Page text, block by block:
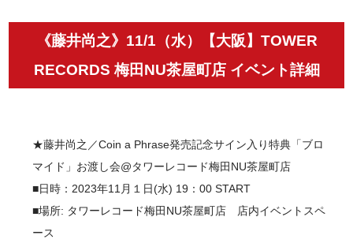
《藤井尚之》11/1（水）【大阪】TOWER
RECORDS 梅田NU茶屋町店 イベント詳細
★藤井尚之／Coin a Phrase発売記念サイン入り特典「ブロ
マイド」お渡し会@タワーレコード梅田NU茶屋町店
■日時：2023年11月１日(水) 19：00 START
■場所: タワーレコード梅田NU茶屋町店 店内イベントスペ
ース